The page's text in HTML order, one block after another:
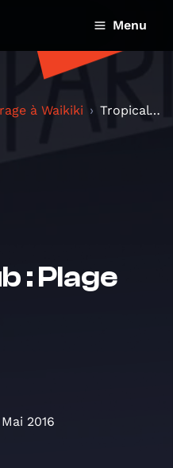
Menu
à Waikiki Tropical Club : Plage #26
: Plage
2016